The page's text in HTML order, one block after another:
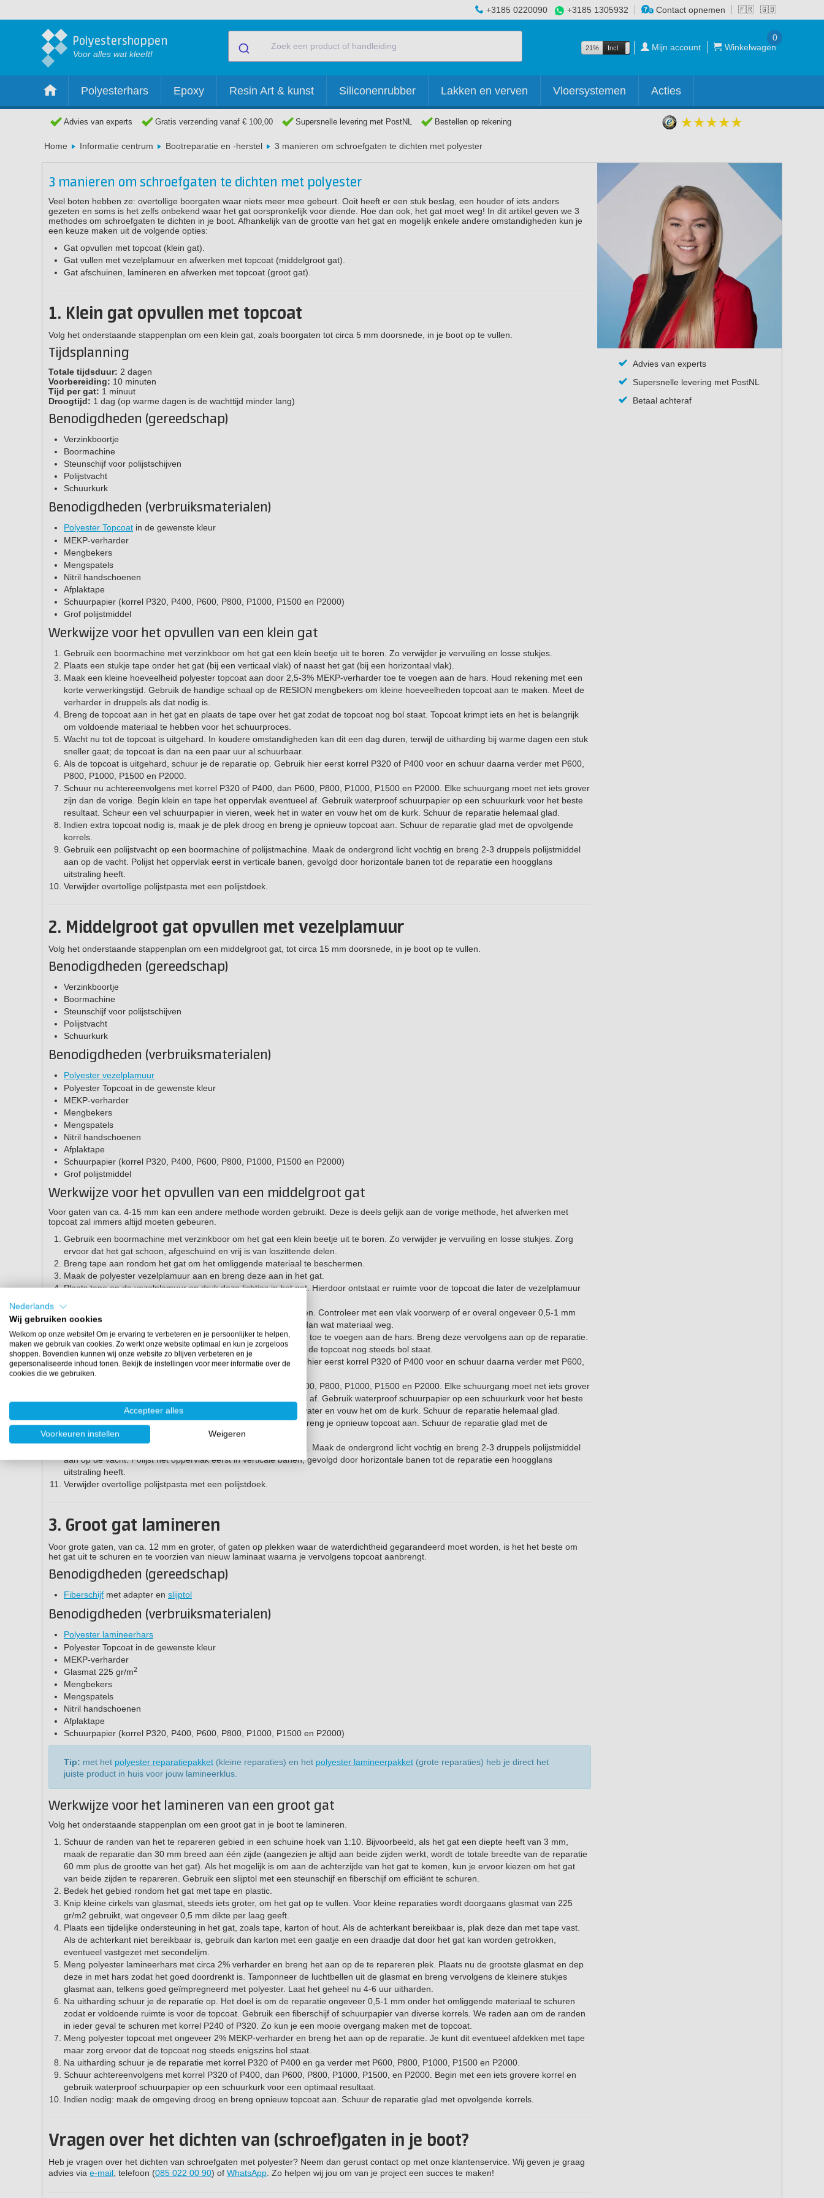
🇫🇷 🇬🇧
+3185 0220090 +3185 1305932 Contact opnemen
Polyestershoppen
Voor alles wat kleeft!
21% Incl. Excl. Mijn account Winkelwagen
0
Polyesterhars Epoxy Resin Art & kunst Siliconenrubber Lakken en verven Vloersystemen Acties
Advies van experts Gratis verzending vanaf € 100,00 Supersnelle levering met PostNL Bestellen op rekening
Home Informatie centrum Bootreparatie en -herstel 3 manieren om schroefgaten te dichten met polyester
3 manieren om schroefgaten te dichten met polyester
Veel boten hebben ze: overtollige boorgaten waar niets meer mee gebeurt. Ooit heeft er een stuk beslag, een houder of iets anders
gezeten en soms is het zelfs onbekend waar het gat oorspronkelijk voor diende. Hoe dan ook, het gat moet weg! In dit artikel geven we 3
methodes om schroefgaten te dichten in je boot. Afhankelijk van de grootte van het gat en mogelijk enkele andere omstandigheden kun je
een keuze maken uit de volgende opties:
Gat opvullen met topcoat (klein gat).
Gat vullen met vezelplamuur en afwerken met topcoat (middelgroot gat).
Gat afschuinen, lamineren en afwerken met topcoat (groot gat).
1. Klein gat opvullen met topcoat
Volg het onderstaande stappenplan om een klein gat, zoals boorgaten tot circa 5 mm doorsnede, in je boot op te vullen.
Tijdsplanning
Totale tijdsduur: 2 dagen
Voorbereiding: 10 minuten
Tijd per gat: 1 minuut
Droogtijd: 1 dag (op warme dagen is de wachttijd minder lang)
Benodigdheden (gereedschap)
Verzinkboortje
Boormachine
Steunschijf voor polijstschijven
Polijstvacht
Schuurkurk
Benodigdheden (verbruiksmaterialen)
Polyester Topcoat in de gewenste kleur
MEKP-verharder
Mengbekers
Mengspatels
Nitril handschoenen
Afplaktape
Schuurpapier (korrel P320, P400, P600, P800, P1000, P1500 en P2000)
Grof polijstmiddel
Werkwijze voor het opvullen van een klein gat
Gebruik een boormachine met verzinkboor om het gat een klein beetje uit te boren. Zo verwijder je vervuiling en losse stukjes.
Plaats een stukje tape onder het gat (bij een verticaal vlak) of naast het gat (bij een horizontaal vlak).
Maak een kleine hoeveelheid polyester topcoat aan door 2,5-3% MEKP-verharder toe te voegen aan de hars. Houd rekening met een
korte verwerkingstijd. Gebruik de handige schaal op de RESION mengbekers om kleine hoeveelheden topcoat aan te maken. Meet de
verharder in druppels als dat nodig is.
Breng de topcoat aan in het gat en plaats de tape over het gat zodat de topcoat nog bol staat. Topcoat krimpt iets en het is belangrijk
om voldoende materiaal te hebben voor het schuurproces.
Wacht nu tot de topcoat is uitgehard. In koudere omstandigheden kan dit een dag duren, terwijl de uitharding bij warme dagen een stuk
sneller gaat; de topcoat is dan na een paar uur al schuurbaar.
Als de topcoat is uitgehard, schuur je de reparatie op. Gebruik hier eerst korrel P320 of P400 voor en schuur daarna verder met P600,
P800, P1000, P1500 en P2000.
Schuur nu achtereenvolgens met korrel P320 of P400, dan P600, P800, P1000, P1500 en P2000. Elke schuurgang moet net iets grover
zijn dan de vorige. Begin klein en tape het oppervlak eventueel af. Gebruik waterproof schuurpapier op een schuurkurk voor het beste
resultaat. Scheur een vel schuurpapier in vieren, week het in water en vouw het om de kurk. Schuur de reparatie helemaal glad.
Indien extra topcoat nodig is, maak je de plek droog en breng je opnieuw topcoat aan. Schuur de reparatie glad met de opvolgende
korrels.
Gebruik een polijstvacht op een boormachine of polijstmachine. Maak de ondergrond licht vochtig en breng 2-3 druppels polijstmiddel
aan op de vacht. Polijst het oppervlak eerst in verticale banen, gevolgd door horizontale banen tot de reparatie een hoogglans
uitstraling heeft.
Verwijder overtollige polijstpasta met een polijstdoek.
2. Middelgroot gat opvullen met vezelplamuur
Volg het onderstaande stappenplan om een middelgroot gat, tot circa 15 mm doorsnede, in je boot op te vullen.
Benodigdheden (gereedschap)
Verzinkboortje
Boormachine
Steunschijf voor polijstschijven
Polijstvacht
Schuurkurk
Benodigdheden (verbruiksmaterialen)
Polyester vezelplamuur
Polyester Topcoat in de gewenste kleur
MEKP-verharder
Mengbekers
Mengspatels
Nitril handschoenen
Afplaktape
Schuurpapier (korrel P320, P400, P600, P800, P1000, P1500 en P2000)
Grof polijstmiddel
Werkwijze voor het opvullen van een middelgroot gat
Voor gaten van ca. 4-15 mm kan een andere methode worden gebruikt. Deze is deels gelijk aan de vorige methode, het afwerken met
topcoat zal immers altijd moeten gebeuren.
Gebruik een boormachine met verzinkboor om het gat een klein beetje uit te boren. Zo verwijder je vervuiling en losse stukjes. Zorg
ervoor dat het gat schoon, afgeschuind en vrij is van loszittende delen.
Breng tape aan rondom het gat om het omliggende materiaal te beschermen.
Maak de polyester vezelplamuur aan en breng deze aan in het gat.
Plaats tape op de vezelplamuur en druk deze lichtjes in het gat. Hierdoor ontstaat er ruimte voor de topcoat die later de vezelplamuur
Laat de vezelplamuur volledig uitharden voordat je gaat schuren. Controleer met een vlak voorwerp of er overal ongeveer 0,5-1 mm
topcoat kan worden aangebracht. Als het te ondiep is, schuur dan wat materiaal weg.
Maak de polyester topcoat aan door circa 2% MEKP-verharder toe te voegen aan de hars. Breng deze vervolgens aan op de reparatie.
Je kunt dit eventueel afdekken met tape, maar zorg ervoor dat de topcoat nog steeds bol staat.
Als de topcoat is uitgehard, schuur je de reparatie op. Gebruik hier eerst korrel P320 of P400 voor en schuur daarna verder met P600,
P800, P1000, P1500 en P2000.
Schuur nu achtereenvolgens met korrel P320 of P400, dan P600, P800, P1000, P1500 en P2000. Elke schuurgang moet net iets grover
zijn dan de vorige. Begin klein en tape het oppervlak eventueel af. Gebruik waterproof schuurpapier op een schuurkurk voor het beste
resultaat. Scheur een vel schuurpapier in vieren, week het in water en vouw het om de kurk. Schuur de reparatie helemaal glad.
Indien extra topcoat nodig is, maak je de omgeving droog en breng je opnieuw topcoat aan. Schuur de reparatie glad met de
opvolgende korrels.
Gebruik een polijstvacht op een boormachine of polijstmachine. Maak de ondergrond licht vochtig en breng 2-3 druppels polijstmiddel
aan op de vacht. Polijst het oppervlak eerst in verticale banen, gevolgd door horizontale banen tot de reparatie een hoogglans
uitstraling heeft.
Verwijder overtollige polijstpasta met een polijstdoek.
3. Groot gat lamineren
Voor grote gaten, van ca. 12 mm en groter, of gaten op plekken waar de waterdichtheid gegarandeerd moet worden, is het het beste om
het gat uit te schuren en te voorzien van nieuw laminaat waarna je vervolgens topcoat aanbrengt.
Benodigdheden (gereedschap)
Fiberschijf met adapter en slijptol
Benodigdheden (verbruiksmaterialen)
Polyester lamineerhars
Polyester Topcoat in de gewenste kleur
MEKP-verharder
Glasmat 225 gr/m2
Mengbekers
Mengspatels
Nitril handschoenen
Afplaktape
Schuurpapier (korrel P320, P400, P600, P800, P1000, P1500 en P2000)
Tip: met het polyester reparatiepakket (kleine reparaties) en het polyester lamineerpakket (grote reparaties) heb je direct het
juiste product in huis voor jouw lamineerklus.
Werkwijze voor het lamineren van een groot gat
Volg het onderstaande stappenplan om een groot gat in je boot te lamineren.
Schuur de randen van het te repareren gebied in een schuine hoek van 1:10. Bijvoorbeeld, als het gat een diepte heeft van 3 mm,
maak de reparatie dan 30 mm breed aan één zijde (aangezien je altijd aan beide zijden werkt, wordt de totale breedte van de reparatie
60 mm plus de grootte van het gat). Als het mogelijk is om aan de achterzijde van het gat te komen, kun je ervoor kiezen om het gat
van beide zijden te repareren. Gebruik een slijptol met een steunschijf en fiberschijf om efficiënt te schuren.
Bedek het gebied rondom het gat met tape en plastic.
Knip kleine cirkels van glasmat, steeds iets groter, om het gat op te vullen. Voor kleine reparaties wordt doorgaans glasmat van 225
gr/m2 gebruikt, wat ongeveer 0,5 mm dikte per laag geeft.
Plaats een tijdelijke ondersteuning in het gat, zoals tape, karton of hout. Als de achterkant bereikbaar is, plak deze dan met tape vast.
Als de achterkant niet bereikbaar is, gebruik dan karton met een gaatje en een draadje dat door het gat kan worden getrokken,
eventueel vastgezet met secondelijm.
Meng polyester lamineerhars met circa 2% verharder en breng het aan op de te repareren plek. Plaats nu de grootste glasmat en dep
deze in met hars zodat het goed doordrenkt is. Tamponneer de luchtbellen uit de glasmat en breng vervolgens de kleinere stukjes
glasmat aan, telkens goed geïmpregneerd met polyester. Laat het geheel nu 4-6 uur uitharden.
Na uitharding schuur je de reparatie op. Het doel is om de reparatie ongeveer 0,5-1 mm onder het omliggende materiaal te schuren
zodat er voldoende ruimte is voor de topcoat. Gebruik een fiberschijf of schuurpapier van diverse korrels. We raden aan om de randen
in ieder geval te schuren met korrel P240 of P320. Zo kun je een mooie overgang maken met de topcoat.
Meng polyester topcoat met ongeveer 2% MEKP-verharder en breng het aan op de reparatie. Je kunt dit eventueel afdekken met tape
maar zorg ervoor dat de topcoat nog steeds enigszins bol staat.
Na uitharding schuur je de reparatie met korrel P320 of P400 en ga verder met P600, P800, P1000, P1500 en P2000.
Schuur achtereenvolgens met korrel P320 of P400, dan P600, P800, P1000, P1500, en P2000. Begin met een iets grovere korrel en
gebruik waterproof schuurpapier op een schuurkurk voor een optimaal resultaat.
Indien nodig: maak de omgeving droog en breng opnieuw topcoat aan. Schuur de reparatie glad met opvolgende korrels.
Vragen over het dichten van (schroef)gaten in je boot?
Heb je vragen over het dichten van schroefgaten met polyester? Neem dan gerust contact op met onze klantenservice. Wij geven je graag
advies via e-mail , telefoon (085 022 00 90) of WhatsApp . Zo helpen wij jou om van je project een succes te maken!
Advies van experts
Supersnelle levering met PostNL
Betaal achteraf
Nederlands
Wij gebruiken cookies
Welkom op onze website! Om je ervaring te verbeteren en je persoonlijker te helpen,
maken we gebruik van cookies. Zo werkt onze website optimaal en kun je zorgeloos
shoppen. Bovendien kunnen wij onze website zo blijven verbeteren en je
gepersonaliseerde inhoud tonen. Bekijk de instellingen voor meer informatie over de
cookies die we gebruiken.
Accepteer alles
Voorkeuren instellen Weigeren